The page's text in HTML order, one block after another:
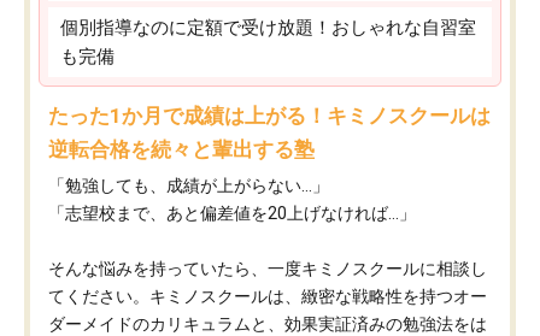
個別指導なのに定額で受け放題！おしゃれな自習室
も完備
たった1か月で成績は上がる！キミノスクールは
逆転合格を続々と輩出する塾
「勉強しても、成績が上がらない…」
「志望校まで、あと偏差値を20上げなければ…」
そんな悩みを持っていたら、一度キミノスクールに相談し
てください。キミノスクールは、緻密な戦略性を持つオー
ダーメイドのカリキュラムと、効果実証済みの勉強法をは